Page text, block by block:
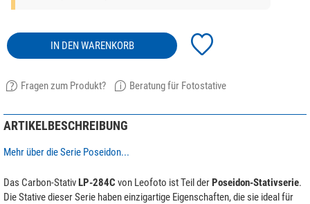
IN DEN WARENKORB
Fragen zum Produkt? Beratung für Fotostative
ARTIKELBESCHREIBUNG
Mehr über die Serie Poseidon...
Das Carbon-StativLP-284C von Leofoto ist Teil derPoseidon-Stativserie.
Die Stative dieser Serie haben einzigartige Eigenschaften, die sie ideal für